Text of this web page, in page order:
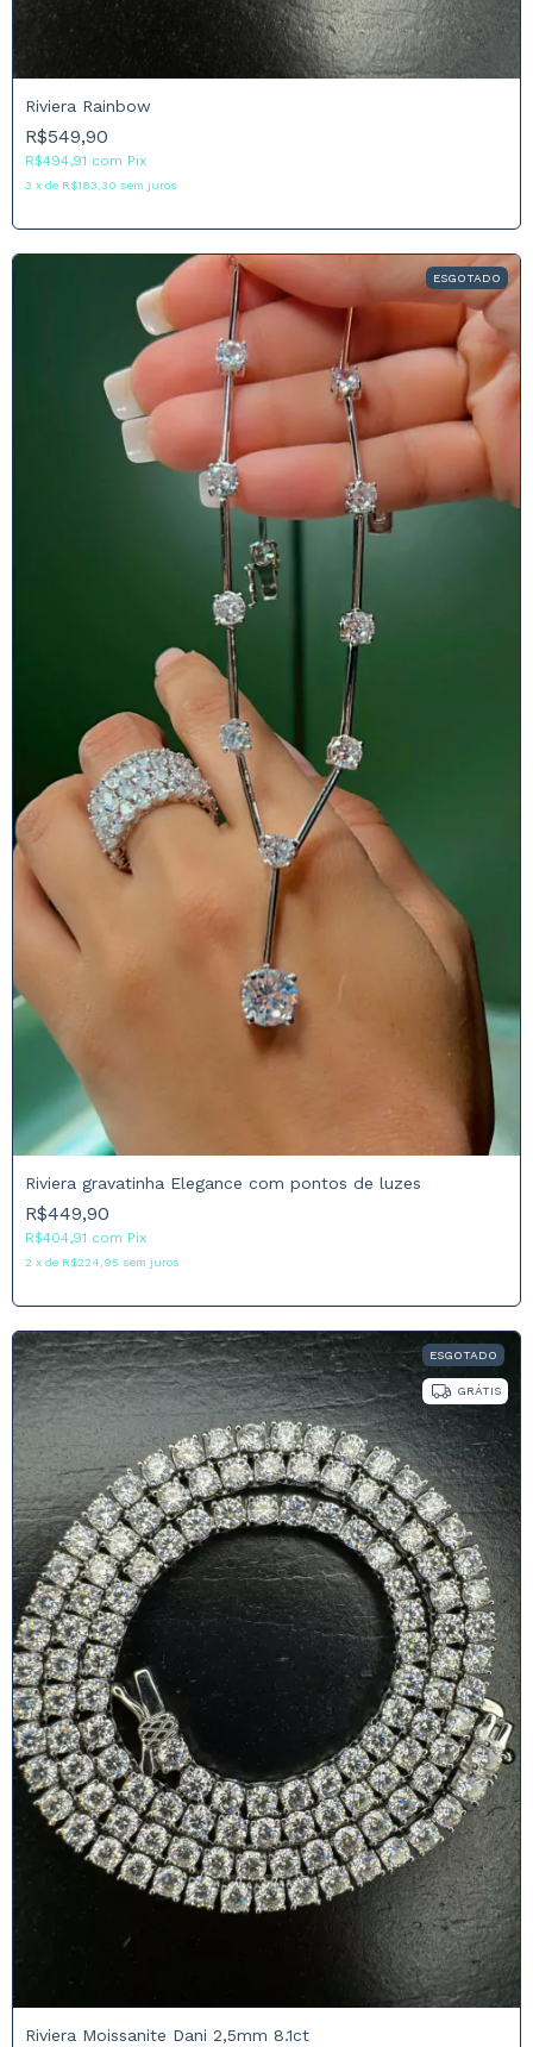
Riviera Rainbow
R$549,90
R$494,91 com Pix
3 x de R$183,30 sem juros
ESGOTADO
Riviera gravatinha Elegance com pontos de luzes
R$449,90
R$404,91 com Pix
2 x de R$224,95 sem juros
ESGOTADO
GRÁTIS
Riviera Moissanite Dani 2,5mm 8.1ct